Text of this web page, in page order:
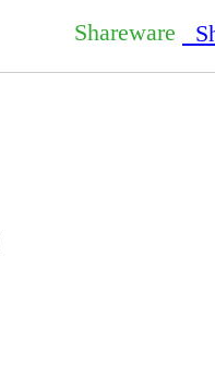
Shareware